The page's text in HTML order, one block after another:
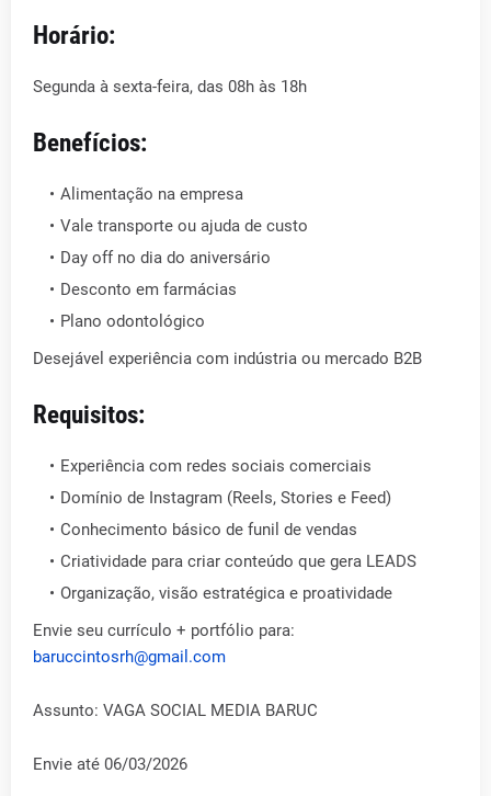
Horário:
Segunda à sexta-feira, das 08h às 18h
Benefícios:
Alimentação na empresa
Vale transporte ou ajuda de custo
Day off no dia do aniversário
Desconto em farmácias
Plano odontológico
Desejável experiência com indústria ou mercado B2B
Requisitos:
Experiência com redes sociais comerciais
Domínio de Instagram (Reels, Stories e Feed)
Conhecimento básico de funil de vendas
Criatividade para criar conteúdo que gera LEADS
Organização, visão estratégica e proatividade
Envie seu currículo + portfólio para:
baruccintosrh@gmail.com
Assunto: VAGA SOCIAL MEDIA BARUC
Envie até 06/03/2026